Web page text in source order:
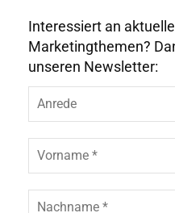
Interessiert an
Marketingthemen?
unseren Newsletter: